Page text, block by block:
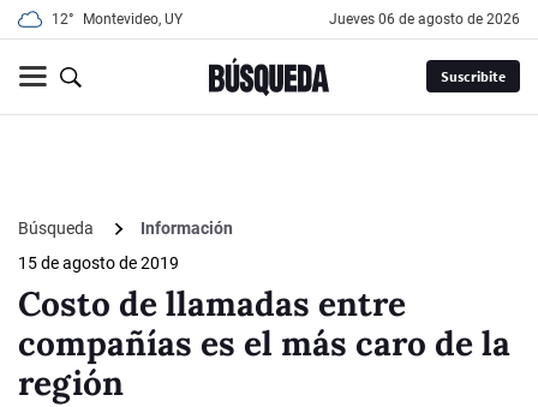
12° Montevideo, UY jueves 06 de agosto de 2026
Suscribite
Búsqueda
Información
15 de agosto de 2019
Costo de llamadas entre
compañías es el más caro de la
región